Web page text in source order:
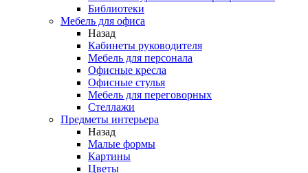
Библиотеки
Мебель для офиса
Назад
Кабинеты руководителя
Мебель для персонала
Офисные кресла
Офисные стулья
Мебель для переговорных
Стеллажи
Предметы интерьера
Назад
Малые формы
Картины
Цветы